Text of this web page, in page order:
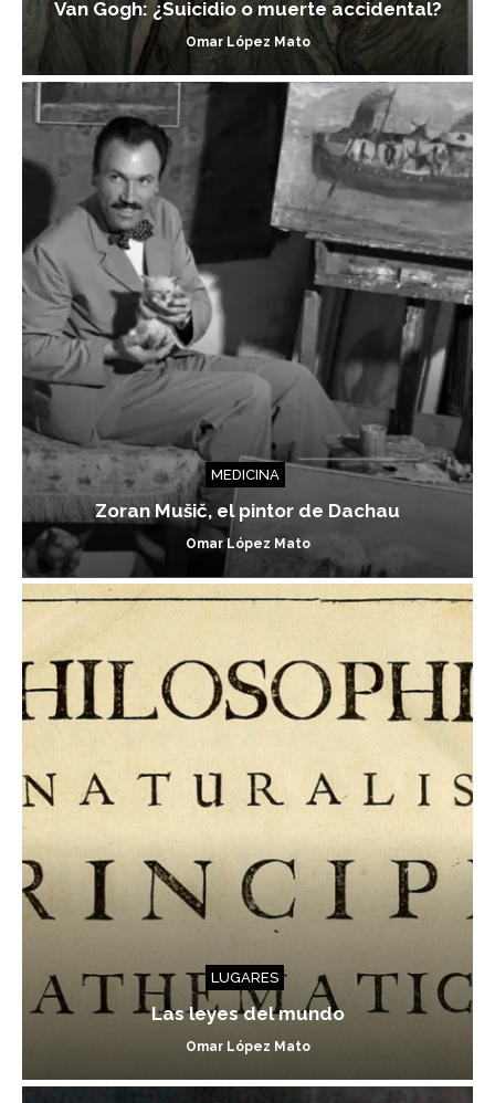
Van Gogh: ¿Suicidio o muerte accidental?
Omar López Mato
MEDICINA
Zoran Mušič, el pintor de Dachau
Omar López Mato
LUGARES
Las leyes del mundo
Omar López Mato